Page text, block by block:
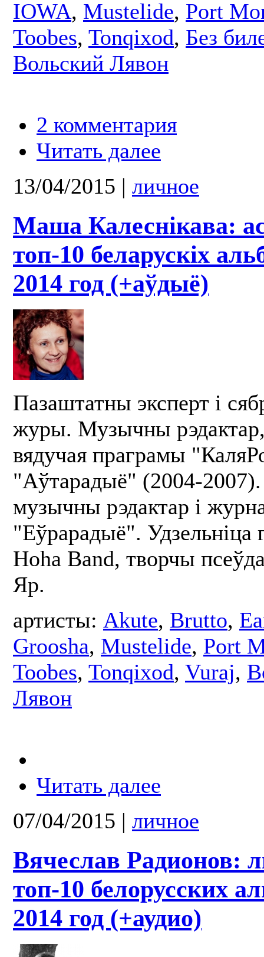
IOWA, Mustelide, Port
Toobes, Tonqixod, Без
Вольский Лявон
2 комментария
Читать далее
13/04/2015 | личное
Маша Калеснікава:
топ-10 беларускіх
2014 год (+аўдыё)
Пазаштатны эксперт і
журы. Музычны рэдактар,
вядучая праграмы
"Аўтарадыё" (2004-
музычны рэдактар і
"Еўрарадыё". Удзельніца
Hoha Band, творчы
Яр.
артисты: Akute, Brutto,
Groosha, Mustelide, Port
Toobes, Tonqixod, Vuraj,
Лявон
Читать далее
07/04/2015 | личное
Вячеслав Радионов:
топ-10 белорусских
2014 год (+аудио)